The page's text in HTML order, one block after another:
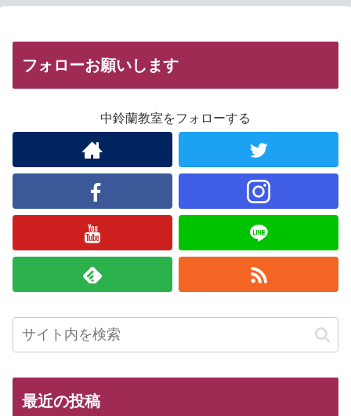
フォローお願いします
中鈴蘭教室をフォローする
最近の投稿